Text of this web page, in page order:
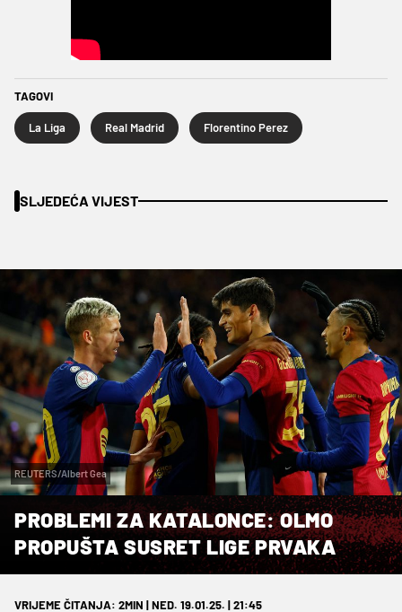
TAGOVI
La Liga Real Madrid Florentino Perez
SLJEDEĆA VIJEST
REUTERS/Albert Gea
PROBLEMI ZA KATALONCE: OLMO
PROPUŠTA SUSRET LIGE PRVAKA
VRIJEME ČITANJA: 2MIN | NED. 19.01.25. | 21:45